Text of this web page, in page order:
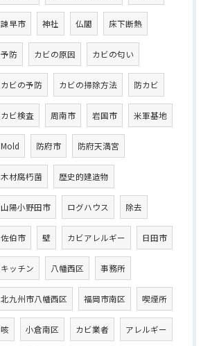
諫早市 神社 仏閣 床下断熱
予防 カビの原因 カビの匂い
カビの予防 カビの掃除方法 防カビ
カビ検査 周南市 岩国市 米軍基地
Mold 防府市 防府天満宮
木材腐朽菌 歴史的建造物
山陽小野田市 ログハウス 除去
佐伯市 壁 カビアレルギー 日田市
キッチン 八幡西区 事務所
北九州市八幡西区 福岡市南区 喫煙所
咳 小倉南区 カビ業者 アレルギー